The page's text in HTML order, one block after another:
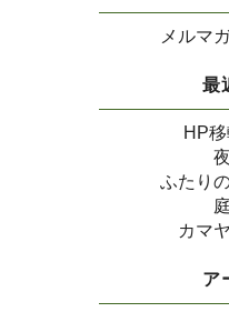
メルマ
最
HP
ふたり
カマ
ア